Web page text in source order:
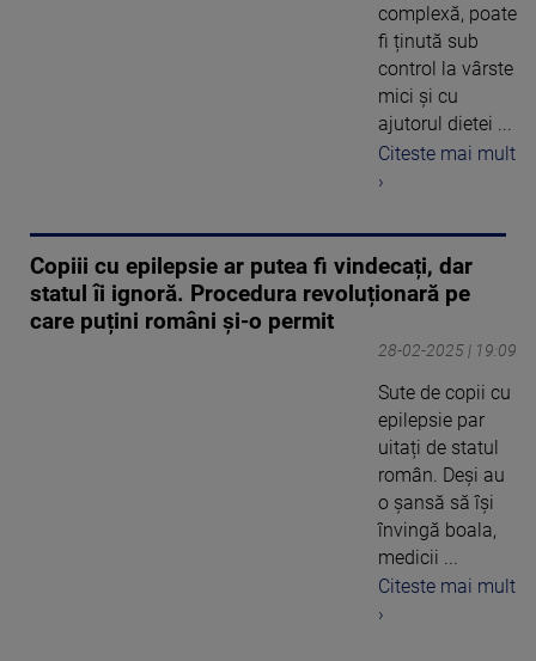
complexă, poate
fi ținută sub
control la vârste
mici și cu
ajutorul dietei ...
Citeste mai mult
›
Copiii cu epilepsie ar putea fi vindecați, dar
statul îi ignoră. Procedura revoluționară pe
care puțini români și-o permit
28-02-2025 | 19:09
Sute de copii cu
epilepsie par
uitați de statul
român. Deși au
o șansă să își
învingă boala,
medicii ...
Citeste mai mult
›